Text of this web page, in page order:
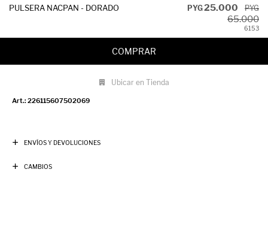
PULSERA NACPAN - DORADO PYG25.000 PYG
65.000
6153
COMPRAR
Ubicar en Tienda
226115607502069
ENVÍOS Y DEVOLUCIONES
CAMBIOS